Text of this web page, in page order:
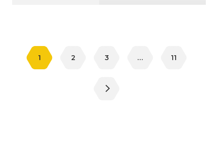
paginering
1 2 3 … 11